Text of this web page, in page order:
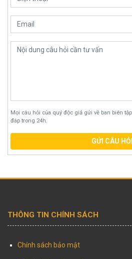
Mọi câu hỏi của quý độc giả gửi về ban biên
đáp trong 24h.
GỬI CÂU HỎI
THÔNG TIN CHÍNH SÁCH
Chính sách bảo mật